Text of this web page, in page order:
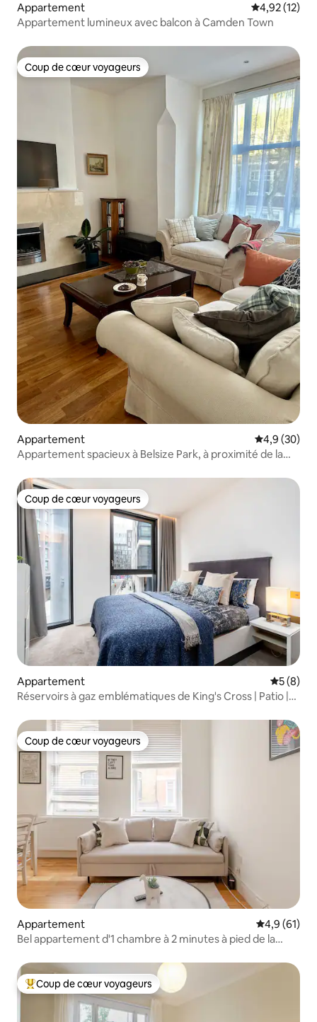
Appartement Évaluation
4,92 (12)
Appartement lumineux avec balcon à Camden Town
Coup de cœur voyageurs
Coup de cœur voyageurs
Appartement Évaluation
4,9 (30)
Appartement spacieux à Belsize Park, à proximité de la
Coup de cœur voyageurs
Coup de cœur voyageurs
Appartement
5 (8)
Réservoirs à gaz emblématiques de King's Cross | Patio |
Coup de cœur voyageurs
Coup de cœur voyageurs
Appartement Évaluation
4,9 (61)
Bel appartement d'1 chambre à 2 minutes à pied de la
Coups de cœur voyageurs les plus appréciés
Coup de cœur voyageurs